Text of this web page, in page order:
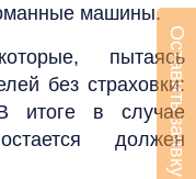
машины.
пытаясь
без страховки:
итоге в случае
должен
Оставить заявку